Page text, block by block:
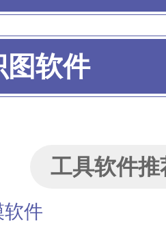
图软件
工具软件推
件